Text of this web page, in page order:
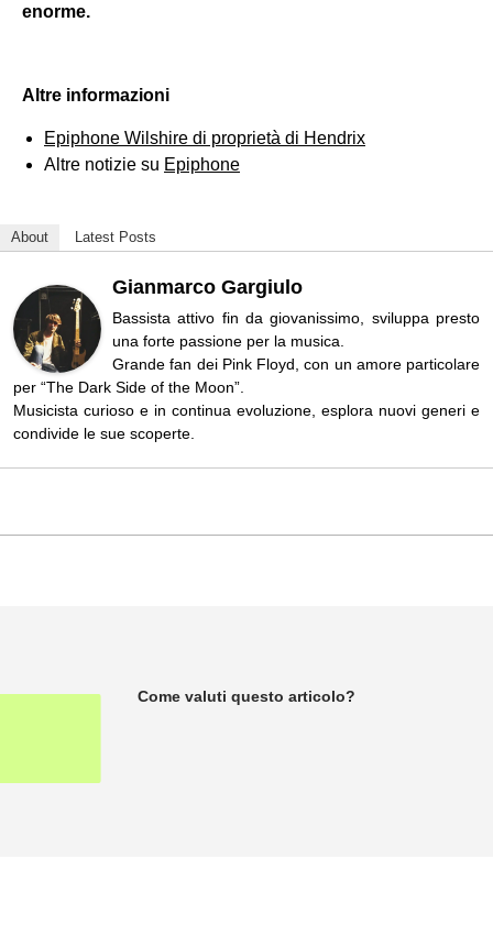
enorme.
Altre informazioni
Epiphone Wilshire di proprietà di Hendrix
Altre notizie su Epiphone
About Latest Posts
Gianmarco Gargiulo
Bassista attivo fin da giovanissimo, sviluppa presto
una forte passione per la musica.
Grande fan dei Pink Floyd, con un amore particolare
per “The Dark Side of the Moon”.
Musicista curioso e in continua evoluzione, esplora nuovi generi e
condivide le sue scoperte.
Come valuti questo articolo?